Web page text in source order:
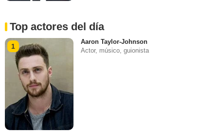
Top actores del día
1
Aaron Taylor-Johnson
Actor, músico, guionista